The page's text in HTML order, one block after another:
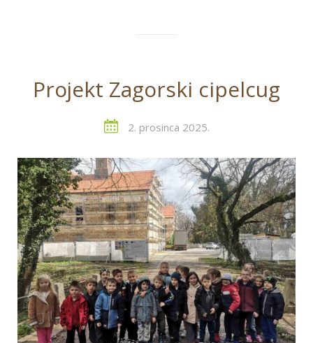
Projekt Zagorski cipelcug
2. prosinca 2025.